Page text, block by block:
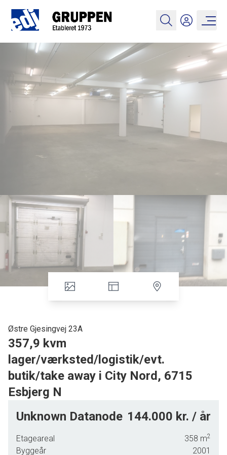
Østre Gjesingvej 23A
357,9 kvm
lager/værksted/logistik/evt.
butik/take away i City Nord, 6715
Esbjerg N
Vordingborg-køkkenet, Invita, Stof & Stil, Pet Worl m fl - lige ved siden af en
række andre kendte butikker som Skousen, HTH, El-Giganten, McDonalds,
Silvan, Steff Byg, Ilva, Garant og over for Power, Bilka og Jensens Bøfhus.
Unknown Datanode 144.000 kr. / år
Etageareal 358 m2
Byggeår 2001